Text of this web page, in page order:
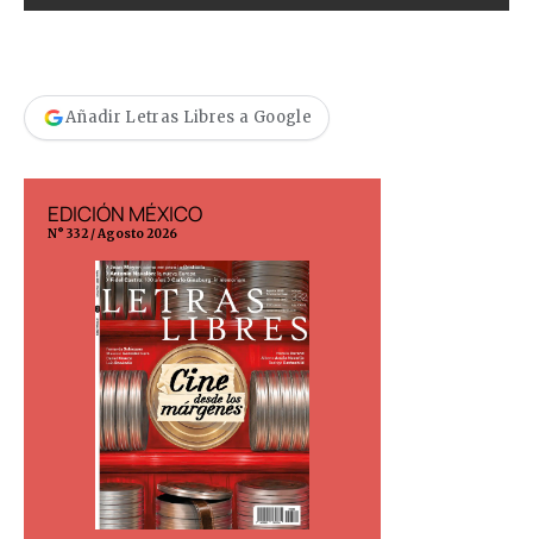
Añadir Letras Libres a Google
EDICIÓN MÉXICO
N° 332 / Agosto 2026